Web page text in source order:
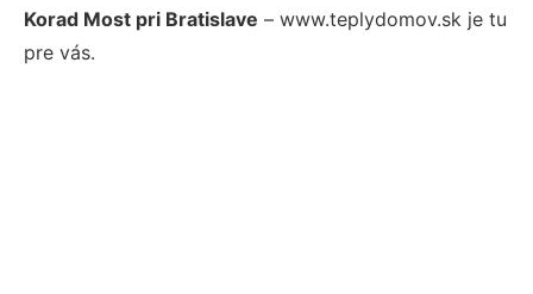
Korad Most pri Bratislave – www.teplydomov.sk je tu
pre vás.